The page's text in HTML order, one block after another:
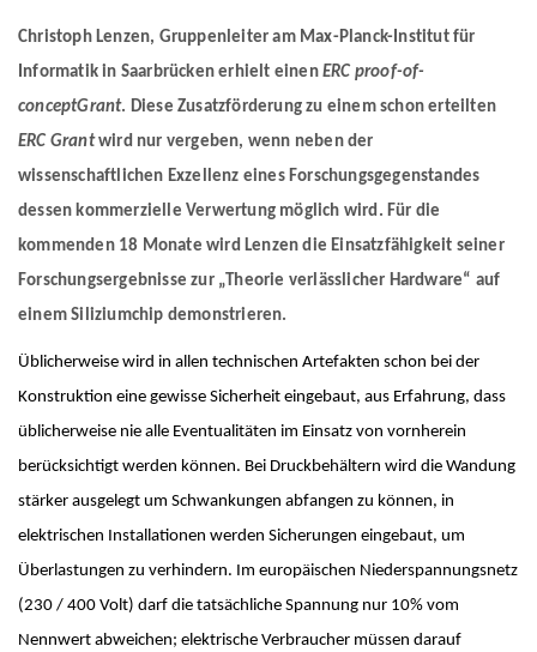
D5 Databases and Information Systems
D6 Visual Computing and Artificial Intelligence
RG1 Automation of Logic
Network and Cloud Systems
FORSCHUNGSKOORDINATION
OMBUDSMANN FÜR GUTE WISSENSCHAFTLICHE PRAXIS UND
OPEN SCIENCE
Kaiserslautern-Saarbrücken Computer Science Cluster
Saarbrücken Research Center for Visual Computing, Interaction
and Artificial Intelligence (VIA)
Saarland Informatics Campus
GRADUIERTENPROGRAMME
Computing
Maryland Max Planck Ph.D. Program in Computer Science
Konrad Zuse School of Excellence in Learning and Intelligent
Systems (ELIZA)
Research Training Group on Neuroexplicit Models
Saarbrücken Graduate School of Computer Science
CAMPUS EVENT KALENDER
GEMEINSAME ZENTRALE DIENSTE
GEMEINSAME WISSENSCHAFTLICHE IT UND TECHNISCHE
DIENSTE
Haus und Technik
FORSCHUNGSKOORDINATION
BEAUFTRAGTE FÜR CHANCENGLEICHEIT
Chancengleicheit
BEAUFTRAGTER FÜR SCHWERBEHINDERTE
BEAUFTRAGTER FÜR SICHERHEIT
OMBUDSMANN FÜR GUTE WISSENSCHAFTLICHE PRAXIS UND
PROMOTIONSANGELEGENHEITEN
BETRIEBSARZT
KARRIERE
GRADUIERTENPROGRAMM (IMPRS-TRUST)
PRAKTIKA
GRÜNDEN (IT-INKUBATOR)
ÜBER UNS
Max-Planck-Gesellschaft
GREMIEN
Geschäftsführung
Fachbeirat
Kuratorium
25 Jahre MPI-INF
English
Christoph Lenzen, Gruppenleiter am Max-Planck-Institut für
Informatik in Saarbrücken erhielt einen ERC proof-of-
conceptGrant. Diese Zusatzförderung zu einem schon erteilten
ERC Grantwird nur vergeben, wenn neben der
wissenschaftlichen Exzellenz eines Forschungsgegenstandes
dessen kommerzielle Verwertung möglich wird. Für die
kommenden 18 Monate wird Lenzen die Einsatzfähigkeit seiner
Forschungsergebnisse zur „Theorie verlässlicher Hardware“ auf
einem Siliziumchip demonstrieren.
Üblicherweise wird in allen technischen Artefakten schon bei der
Konstruktion eine gewisse Sicherheit eingebaut, aus Erfahrung, dass
üblicherweise nie alle Eventualitäten im Einsatz von vornherein
berücksichtigt werden können. Bei Druckbehältern wird die Wandung
stärker ausgelegt um Schwankungen abfangen zu können, in
elektrischen Installationen werden Sicherungen eingebaut, um
Überlastungen zu verhindern. Im europäischen Niederspannungsnetz
(230 / 400 Volt) darf die tatsächliche Spannung nur 10% vom
Nennwert abweichen; elektrische Verbraucher müssen darauf